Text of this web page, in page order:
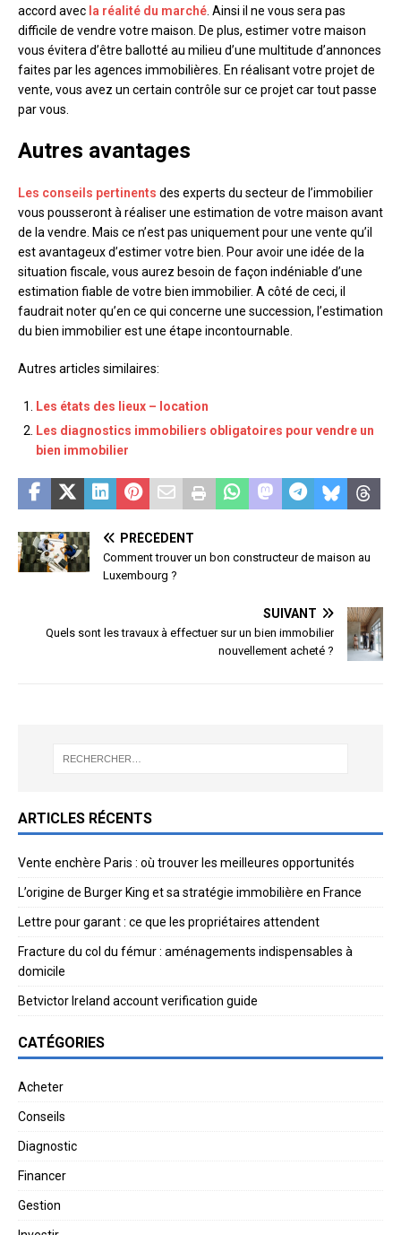
accord avec la réalité du marché. Ainsi il ne vous sera pas
difficile de vendre votre maison. De plus, estimer votre maison
vous évitera d’être ballotté au milieu d’une multitude d’annonces
faites par les agences immobilières. En réalisant votre projet de
vente, vous avez un certain contrôle sur ce projet car tout passe
par vous.
Autres avantages
Les conseils pertinents des experts du secteur de l’immobilier
vous pousseront à réaliser une estimation de votre maison avant
de la vendre. Mais ce n’est pas uniquement pour une vente qu’il
est avantageux d’estimer votre bien. Pour avoir une idée de la
situation fiscale, vous aurez besoin de façon indéniable d’une
estimation fiable de votre bien immobilier. A côté de ceci, il
faudrait noter qu’en ce qui concerne une succession, l’estimation
du bien immobilier est une étape incontournable.
Autres articles similaires:
Les états des lieux – location
Les diagnostics immobiliers obligatoires pour vendre un
bien immobilier
PRÉCÉDENT
Comment trouver un bon constructeur de maison au
Luxembourg ?
SUIVANT
Quels sont les travaux à effectuer sur un bien immobilier
nouvellement acheté ?
ARTICLES RÉCENTS
Vente enchère Paris : où trouver les meilleures opportunités
L’origine de Burger King et sa stratégie immobilière en France
Lettre pour garant : ce que les propriétaires attendent
Fracture du col du fémur : aménagements indispensables à
domicile
Betvictor Ireland account verification guide
CATÉGORIES
Acheter
Conseils
Diagnostic
Financer
Gestion